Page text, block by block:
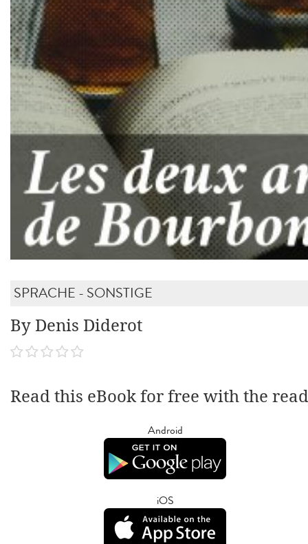
SPRACHE - SONSTIGE
By Denis Diderot
Read this eBook for free with the
Android
iOS